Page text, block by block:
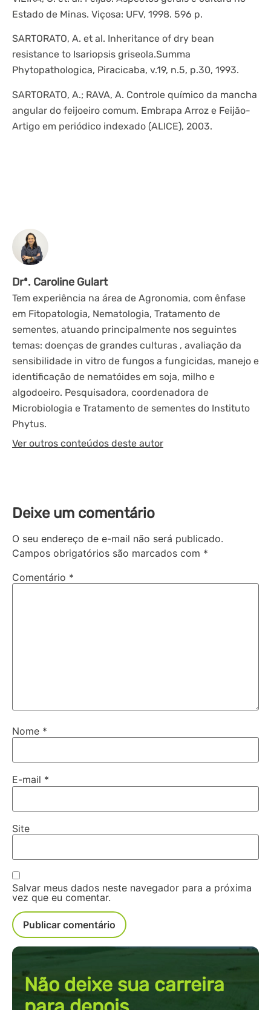
Estado de Minas. Viçosa: UFV, 1998. 596 p.
SARTORATO, A. et al. Inheritance of dry bean
resistance to Isariopsis griseola.Summa
Phytopathologica, Piracicaba, v.19, n.5, p.30, 1993.
SARTORATO, A.; RAVA, A. Controle químico da mancha
angular do feijoeiro comum. Embrapa Arroz e Feijão-
Artigo em periódico indexado (ALICE), 2003.
Drª. Caroline Gulart
Tem experiência na área de Agronomia, com ênfase
em Fitopatologia, Nematologia, Tratamento de
sementes, atuando principalmente nos seguintes
temas: doenças de grandes culturas , avaliação da
sensibilidade in vitro de fungos a fungicidas, manejo e
identificação de nematóides em soja, milho e
algodoeiro. Pesquisadora, coordenadora de
Microbiologia e Tratamento de sementes do Instituto
Phytus.
Ver outros conteúdos deste autor
Deixe um comentário
O seu endereço de e-mail não será publicado.
Campos obrigatórios são marcados com *
Comentário *
Nome *
E-mail *
Site
Salvar meus dados neste navegador para a próxima
vez que eu comentar.
Não deixe sua carreira